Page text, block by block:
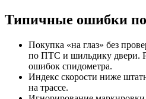
Типичные ошибки
Покупка «на глаз» без
по ПТС и шильдику двери.
ошибок спидометра.
Индекс скорости ниже
на трассе.